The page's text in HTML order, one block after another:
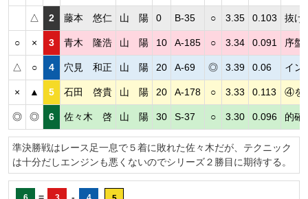
△ 2 藤本 悠仁 山 陽 0 B-35 ○ 3.35 0.103 抜け
○ × 3 青木 隆浩 山 陽 10 A-185 ○ 3.34 0.091 序盤
△ ○ 4 穴見 和正 山 陽 20 A-69 ◎ 3.39 0.06 イン
× ▲ 5 石田 啓貴 山 陽 20 A-178 ○ 3.33 0.113 ④を
◎ ◎ 6 佐々木 啓 山 陽 30 S-37 ○ 3.30 0.096 的確
準決勝戦はレース足一息で５着に敗れた佐々木だが、テクニック
は十分だしエンジンも悪くないのでシリーズ２勝目に期待する。